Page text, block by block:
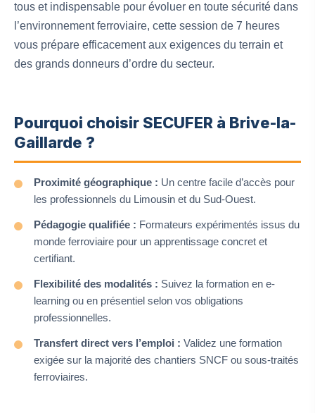
tous et indispensable pour évoluer en toute sécurité dans
l’environnement ferroviaire, cette session de 7 heures
vous prépare efficacement aux exigences du terrain et
des grands donneurs d’ordre du secteur.
Pourquoi choisir SECUFER à Brive-la-
Gaillarde ?
Proximité géographique : Un centre facile d’accès pour
les professionnels du Limousin et du Sud-Ouest.
Pédagogie qualifiée : Formateurs expérimentés issus du
monde ferroviaire pour un apprentissage concret et
certifiant.
Flexibilité des modalités : Suivez la formation en e-
learning ou en présentiel selon vos obligations
professionnelles.
Transfert direct vers l’emploi : Validez une formation
exigée sur la majorité des chantiers SNCF ou sous-traités
ferroviaires.